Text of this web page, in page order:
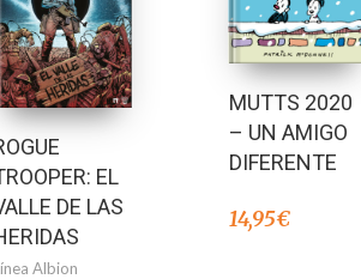
EL
DE LAS
Albion
MUTTS 2020
– UN AMIGO
DIFERENTE
14,95€